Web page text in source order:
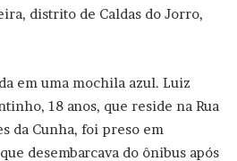
distrito de Caldas do Jorro,
em uma mochila azul. Luiz
18 anos, que reside na Rua
da Cunha, foi preso em
desembarcava do ônibus após